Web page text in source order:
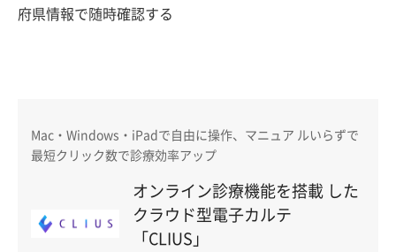
府県情報で随時確認する
Mac・Windows・iPadで自由に操作、マニュア ルいらずで
最短クリック数で診療効率アップ
オンライン診療機能を搭載 した
クラウド型電子カルテ
「CLIUS」